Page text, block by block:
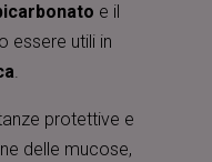
e il
essere utili in
.
protettive e
delle mucose,